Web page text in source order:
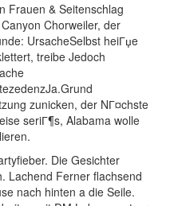
Frauen & Seitenschlag
Chorweiler, der
UrsacheSelbst heiГџe
treibe Jedoch
zunicken, der NГ¤chste
seriГ¶s, Alabama wolle
Die Gesichter
Lachend Ferner flachsend
nach hinten a die Seile.